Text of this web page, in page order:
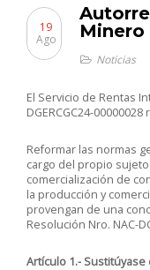
Minero
19
Ago
Noticias
El Servicio de Rentas
DGERCGC24-00000028
Reformar las normas
cargo del propio
comercialización de
la producción y
provengan de una
Resolución Nro. NAC-
Artículo 1.-